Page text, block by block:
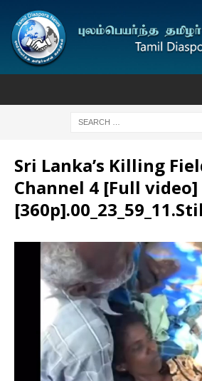
Sri Lanka’s Killing
Channel 4 [Full video]